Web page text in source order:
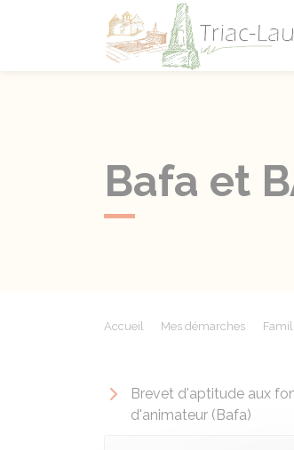
Bafa et
Accueil Mes démarches
Brevet d'aptitude aux
d'animateur (Bafa)